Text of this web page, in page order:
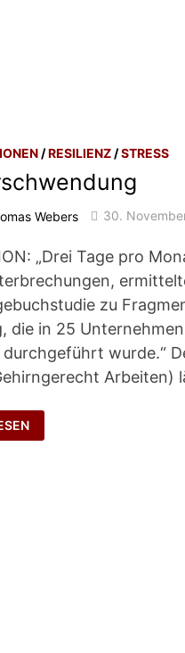
/RESILIENZ /STRESS
Webers 30.
„Drei Tage pro
zu
die in 25
wurde.“
Arbeiten)